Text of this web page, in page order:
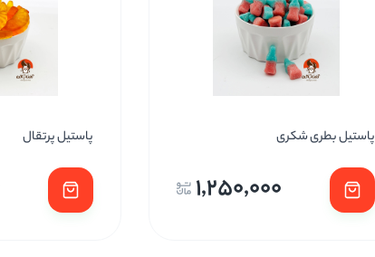
پاستیل بطری شکری
1,250,000
پاستیل پرتقال